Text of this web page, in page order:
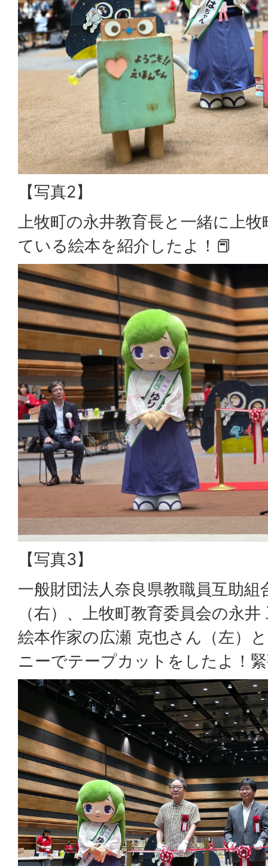
【写真2】
上牧町の永井教育長と一緒に上
ている絵本を紹介したよ！📕
【写真3】
一般財団法人奈良県教職員互助
（右）、上牧町教育委員会の永
絵本作家の広瀬 克也さん（左）
ニーでテープカットをしたよ！